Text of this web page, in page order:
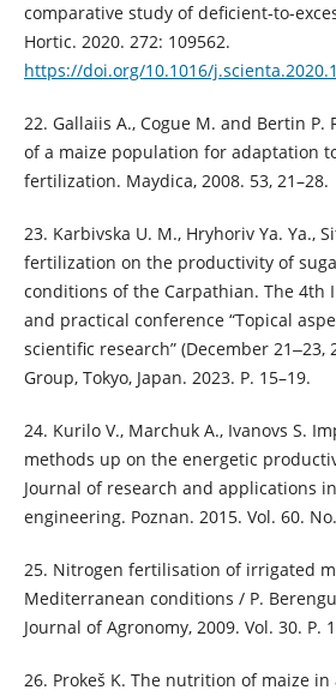
comparative study of deficient-to-
Hortic. 2020. 272: 109562.
https://doi.org/10.1016/
22. Gallaiis A., Cogue M. and Bertin P.
of a maize population for adaptation
fertilization. Maydica, 2008. 53, 21–28.
23. Karbivska U. M., Hryhoriv Ya. Ya.,
fertilization on the productivity of
conditions of the Carpathian. The 4th
and practical conference “Topical
scientific research” (December 21‒23,
Group, Tokyo, Japan. 2023. Р. 15–19.
24. Kurilo V., Marchuk A., Ivanovs S.
methods up on the energetic
Journal of research and applications
engineering. Poznan. 2015. Vol. 60.
25. Nitrogen fertilisation of irrigated
Mediterranean conditions / P.
Journal of Agronomy, 2009. Vol. 30. P.
26. Prokeš K. The nutrition of maize